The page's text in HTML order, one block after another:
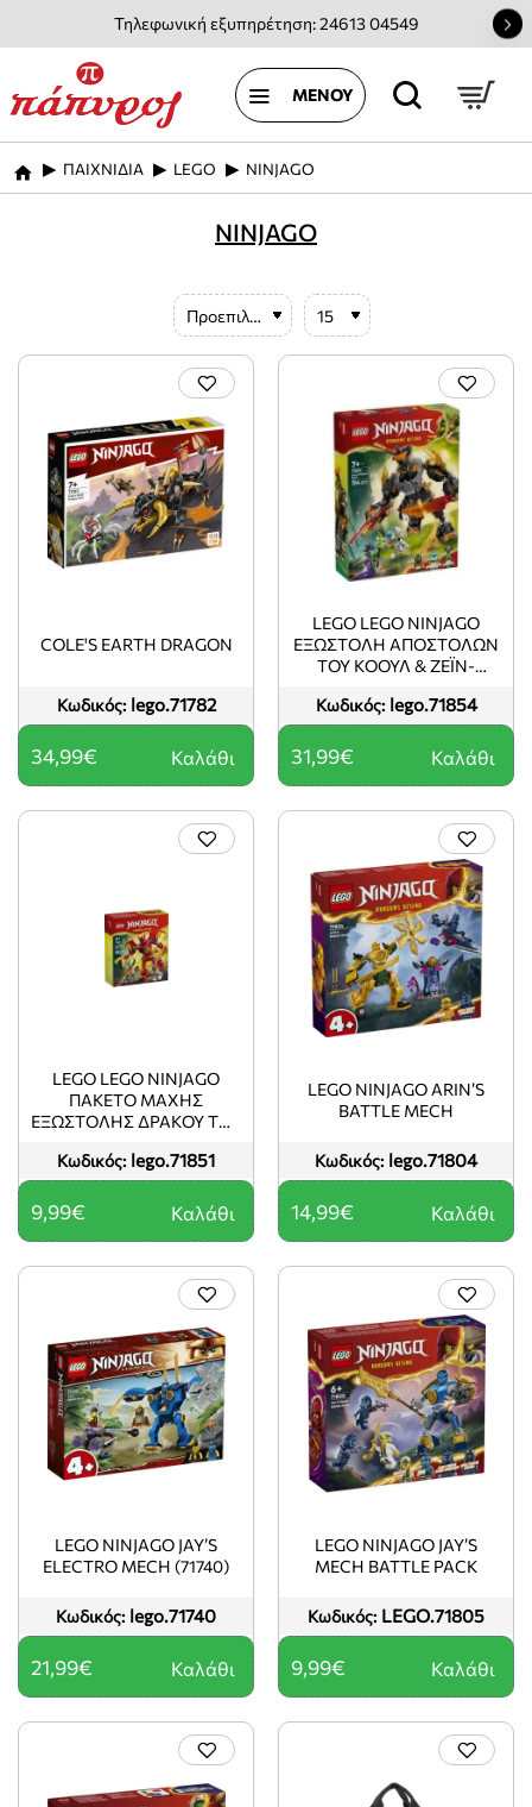
Τηλεφωνική εξυπηρέτηση: 24613 04549
home
ΠΑΙΧΝΙΔΙΑ LEGO NINJAGO
NINJAGO
Κωδικός: lego.71782
COLE'S EARTH DRAGON
34,99€ Καλάθι
Κωδικός: lego.71854
LEGO LEGO NINJAGO
ΕΞΩΣΤΟΛΉ ΑΠΟΣΤΟΛΏΝ
ΤΟΥ ΚΌΟΥΛ & ΖΈΙΝ-
31,99€ Καλάθι
Κωδικός: lego.71851
LEGO LEGO NINJAGO
ΠΑΚΈΤΟ ΜΆΧΗΣ
ΕΞΩΣΤΟΛΉΣ ΔΡΆΚΟΥ ΤΟΥ
9,99€ Καλάθι
Κωδικός: lego.71804
LEGO NINJAGO ARIN’S
BATTLE MECH
14,99€ Καλάθι
Κωδικός: lego.71740
LEGO NINJAGO JAY’S
ELECTRO MECH (71740)
21,99€ Καλάθι
Κωδικός: LEGO.71805
LEGO NINJAGO JAY’S
MECH BATTLE PACK
9,99€ Καλάθι